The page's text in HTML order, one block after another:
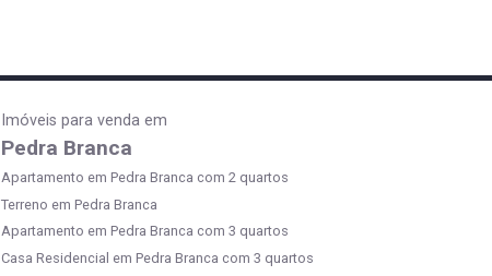
Imóveis para venda em
Pedra Branca
Apartamento em Pedra Branca com 2 quartos
Terreno em Pedra Branca
Apartamento em Pedra Branca com 3 quartos
Casa Residencial em Pedra Branca com 3 quartos